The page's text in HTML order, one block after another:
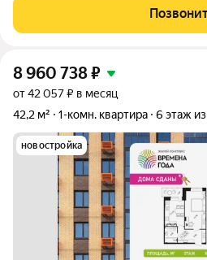
современный жилой комплекс
расположенный в тихом и зеленом
8 960 738₽
от 42 057 ₽ в месяц
42,2 м²
1-комн. квартира 6 этаж из
новостройка